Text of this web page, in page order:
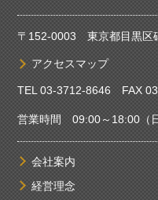
〒152-0003 東京都目黒区
アクセスマップ
TEL 03-3712-8646 FAX
営業時間 09:00～18:00（
会社案内
経営理念